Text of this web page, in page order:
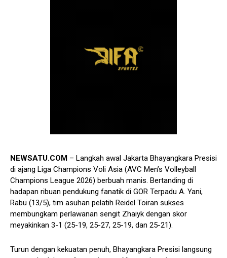
NEWSATU.COM – Langkah awal Jakarta Bhayangkara Presisi
di ajang Liga Champions Voli Asia (AVC Men’s Volleyball
Champions League 2026) berbuah manis. Bertanding di
hadapan ribuan pendukung fanatik di GOR Terpadu A. Yani,
Rabu (13/5), tim asuhan pelatih Reidel Toiran sukses
membungkam perlawanan sengit Zhaiyk dengan skor
meyakinkan 3-1 (25-19, 25-27, 25-19, dan 25-21).
Turun dengan kekuatan penuh, Bhayangkara Presisi langsung